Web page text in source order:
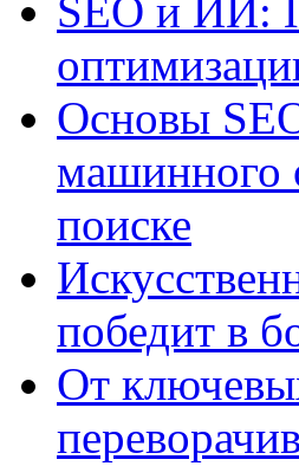
SEO и ИИ:
Основы
машинного
поиске
победит в
От